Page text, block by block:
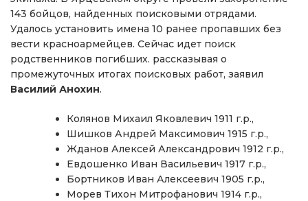
143 бойцов, найденных поисковыми отрядами.
Удалось установить имена 10 ранее пропавших без
вести красноармейцев. Сейчас идет поиск
родственников погибших. рассказывая о
промежуточных итогах поисковых работ, заявил
Василий Анохин.
Колянов Михаил Яковлевич 1911 г.р.,
Шишков Андрей Максимович 1915 г.р.,
Жданов Алексей Александрович 1912 г.р.,
Евдошенко Иван Васильевич 1917 г.р.,
Бортников Иван Алексеевич 1905 г.р.,
Морев Тихон Митрофанович 1914 г.р.,